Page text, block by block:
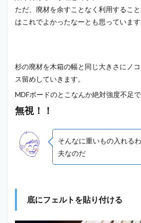
ただ、廃材を余すことなく利用するこ
はこれでよかったなーとも思っています
杉の廃材を木箱の幅と同じ大きさにノ
ス留めしていきます。
MDFボードのとこなんか絶対強度不足で
無視！！
そんなに重いもの入れる
夫なのだ
底にフェルトを貼り付ける